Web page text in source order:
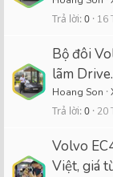
Trả lời 0 16
Bộ đôi
lãm
Hoang Son
Trả lời 0 20
Volvo
Việt, giá